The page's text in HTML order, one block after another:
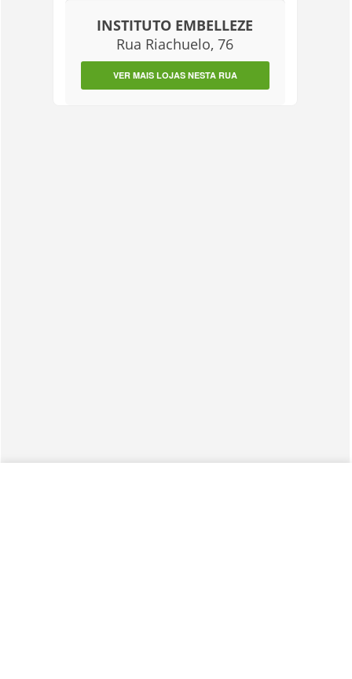
INSTITUTO EMBELLEZE
Rua Riachuelo, 76
VER MAIS LOJAS NESTA RUA